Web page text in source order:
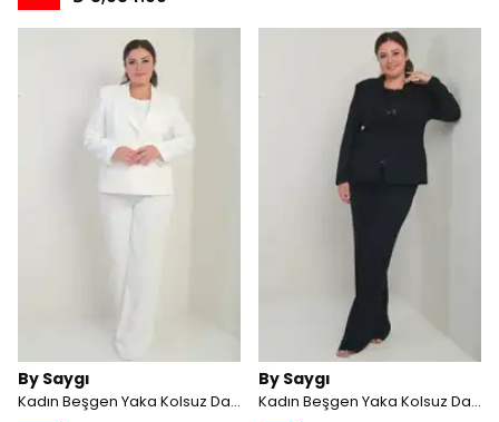
By Saygı
Kadın Beşgen Yaka Kolsuz Dantel Bluz Tek Düğmeli Ceket Palazzo Pantolon Astarlı Pul Detaylı Büyük Beden 3'lü Takım - Beyaz
By Saygı
Kadın Beşgen Yaka Kolsuz Dantel Bluz Tek Düğmeli Ceket Palazzo Pantolon Astarlı Pul Detaylı Büyük Beden 3'lü Takım - Siyah